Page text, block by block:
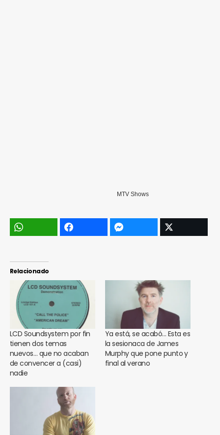
MTV Shows
Relacionado
LCD Soundsystem por fin
tienen dos temas
nuevos… que no acaban
de convencer a (casi)
nadie
Ya está, se acabó… Esta es
la sesionaca de James
Murphy que pone punto y
final al verano